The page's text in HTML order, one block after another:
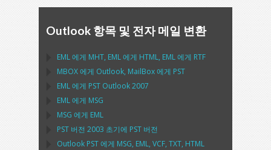
Outlook 항목 및 전자 메일 변환
EML에게 MHT, EML에게 HTML, EML에게 RTF
MBOX에게 Outlook, MailBox에게 PST
EML에게 PST Outlook2007
EML에게 MSG
MSG 에게 EML
PST 버전 2003 초기에 PST 버전
Outlook PST에게 MSG, EML, VCF, TXT, HTML